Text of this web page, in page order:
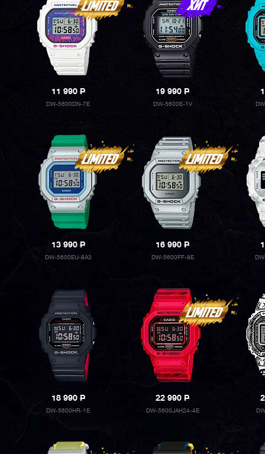
11 990P
DW-5600DN-7E
19 990P
DW-5600E-1V
13 990P
DW-5600EU-8A3
16 990P
DW-5600FF-8E
18 990P
DW-5600HR-1E
22 990P
DW-5600JAH24-4E